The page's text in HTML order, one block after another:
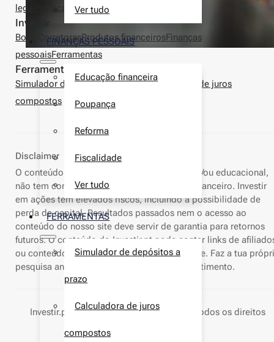
Ver tudo
FINANÇAS PESSOAIS
Educação financeira
Poupança
Reforma
Fiscalidade
Ver tudo
FERRAMENTAS
Simulador de depósitos a
prazo
Calculadora de juros
compostos
legal
Política de privacidade
Investir
Bolsa CorretorasProdutos financeirosFinanças
pessoaisFerramentas
Ferramentas
Simulador de depósitos a prazoCalculadora de juros
compostos
Disclaimer
O conteúdo deste site é apenas informativo e/ou educacional,
não tem como objetivo o aconselhamento financeiro. Investir
em ações tem elevados riscos, incluindo a possibilidade de
perda de capital. Resultados passados nem o acesso ao
conteúdo do nosso site deve servir de garantia para retornos
futuros. O conteúdo do Investir.pt pode conter links de
ou conteúdo patrocinado para sustentar o site. Faz a tua
pesquisa antes de tomares decisões de investimento.
Investir.pt ® marca nacionalnº736274
- Todos os direitos